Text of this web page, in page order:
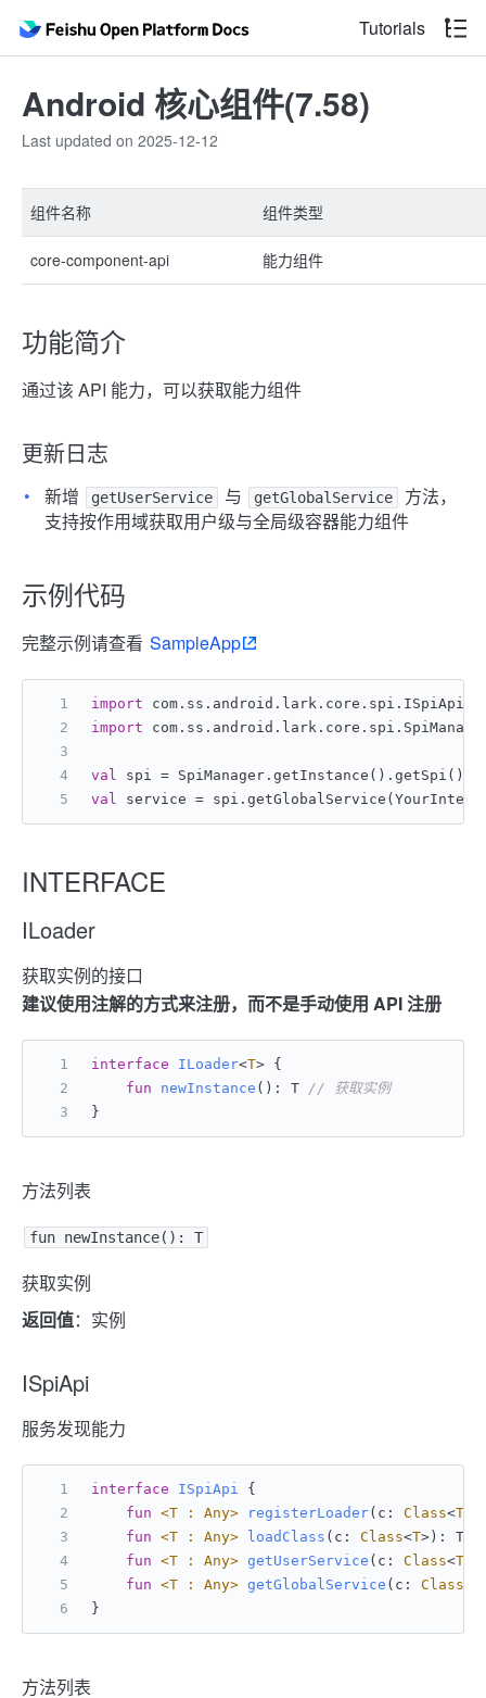
Tutorials
Android 核心组件(7.58)
Last updated on 2025-12-12
组件名称 组件类型
core-component-api 能力组件
功能简介
通过该 API 能力，可以获取能力组件
更新日志
新增 getUserService 与 getGlobalService
方法，
支持按作用域获取用户级与全局级容器能力组件
示例代码
完整示例请查看 SampleApp
import com.ss.android.lark.core.spi.ISpiApi
import
val spi = SpiManager.getInstance().getSpi()
val service =
INTERFACE
ILoader
获取实例的接口
建议使用注解的方式来注册，而不是手动使用 API 注册
interface ILoader<T> {
fun
newInstance () : T // 获取实例
}
方法列表
fun newInstance(): T
获取实例
返回值：实例
ISpiApi
服务发现能力
interface ISpiApi {
fun <T : Any> registerLoader(c: Class<T
fun <T : Any> loadClass (c: Class<T>) : T
fun <T : Any> getUserService (c: Class<T
fun <T : Any> getGlobalService (c: Class
}
方法列表